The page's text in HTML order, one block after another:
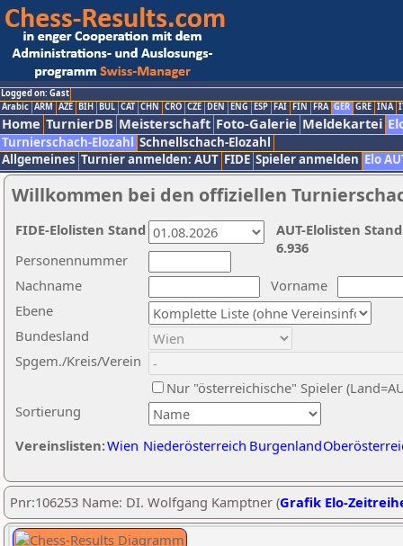
Logged on: Gast
Arabic ARM AZE BIH BUL CAT CHN CRO CZE DEN ENG ESP FAI FIN FRA GER GRE INA
Home TurnierDB Meisterschaft Foto-Galerie Meldekartei
Turnierschach-Elozahl Schnellschach-Elozahl
Allgemeines Turnier anmelden: AUT FIDE Spieler anmelden Elo
Willkommen bei den offiziellen
Nachname
Vorname
Ebene
Sortierung
Personennummer
Bundesland
Spgem./Kreis/Verein
Nur "österreichische" Spieler
Vereinslisten:Wien Niederösterreich Burgenland
AUT-Elolisten
6.936
FIDE-Elolisten Stand
Pnr:106253 Name: DI. Wolfgang Kamptner (Grafik Elo-